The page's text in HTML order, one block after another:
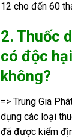
12 cho đến 60
2. Thuốc
có độc
không?
=> Trung Gia
dụng các loại
đã được kiểm